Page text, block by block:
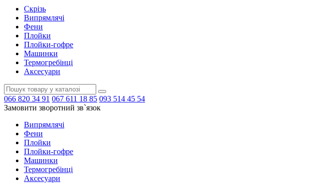
Скрізь
Випрямлячі
Фени
Плойки
Плойки-гофре
Машинки
Термогребінці
Аксесуари
066 820 34 91 067 611 18 85 093 514 45 54
Замовити зворотний зв`язок
Випрямлячі
Фени
Плойки
Плойки-гофре
Машинки
Термогребінці
Аксесуари